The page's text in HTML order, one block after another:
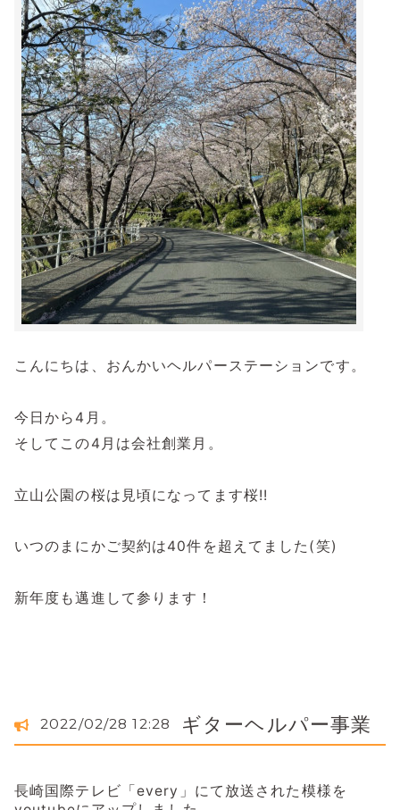
こんにちは、おんかいヘルパーステーションです。
今日から4月。
そしてこの4月は会社創業月。
立山公園の桜は見頃になってます桜!!
いつのまにかご契約は40件を超えてました(笑)
新年度も邁進して参ります！
2022/02/28 12:28 ギターヘルパー事業
長崎国際テレビ「every」にて放送された模様を